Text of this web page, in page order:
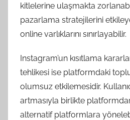
kitlelerine ulaşmakta
pazarlama stratejilerini
online varlıklarını sınırlayabilir.
Instagram’un kısıtlama
tehlikesi ise platformdaki
olumsuz etkilemesidir.
artmasıyla birlikte
alternatif platformlara